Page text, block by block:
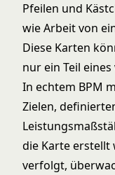
Pfeilen und
wie Arbeit von
Diese Karten
nur ein Teil
In echtem BPM
Zielen,
die Karte erstellt
verfolgt,